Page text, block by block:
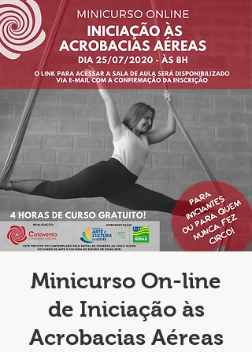
Minicurso On-line
de Iniciação às
Acrobacias Aéreas